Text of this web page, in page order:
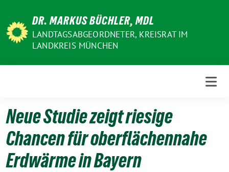
zum
Inhalt
DR. MARKUS BÜCHLER, MDL
LANDTAGSABGEORDNETER, KREISRAT IM
LANDKREIS MÜNCHEN
Neue Studie zeigt riesige
Chancen für oberflächennahe
Erdwärme in Bayern